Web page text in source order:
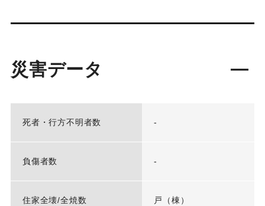
災害データ
死者・行方不明者数 -
負傷者数 -
住家全壊/全焼数 戸（棟）